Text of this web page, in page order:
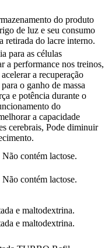
do produto
de luz e seu consumo
retirada do lacre interno.
para as células
a performance nos treinos,
a recuperação
o ganho de massa
e potência durante o
do
a capacidade
cerebrais, Pode diminuir
contém lactose.
contém lactose.
e maltodextrina.
e maltodextrina.